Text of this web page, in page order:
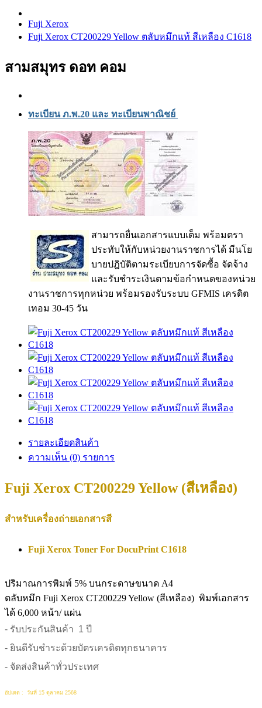
Fuji Xerox
Fuji Xerox CT200229 Yellow ตลับหมึกแท้ สีเหลือง C1618
สามสมุทร ดอท คอม
ทะเบียน ภ.พ.20 และ ทะเบียนพาณิชย์
สามารถยื่นเอกสารแบบเต็ม พร้อมตรา
ประทับให้กับหน่วยงานราชการได้ มีนโย
บายปฎิบัติตามระเบียบการจัดซื้อ จัดจ้าง
และรับชำระเงินตามข้อกำหนดของหน่วย
งานราชการทุกหน่วย พร้อมรองรับระบบ GFMIS เครดิต
เทอม 30-45 วัน
รายละเอียดสินค้า
ความเห็น (0) รายการ
Fuji Xerox CT200229 Yellow (สีเหลือง)
สำหรับเครื่องถ่ายเอกสารสี
Fuji Xerox Toner For DocuPrint C1618
ปริมาณการพิมพ์ 5% บนกระดาษขนาด A4
ตลับหมึก Fuji Xerox CT200229 Yellow (สีเหลือง) พิมพ์เอกสาร
ได้ 6,000 หน้า/ แผ่น
- รับประกันสินค้า 1 ปี
- ยินดีรับชำระด้วยบัตรเครดิตทุกธนาคาร
- จัดส่งสินค้าทั่วประเทศ
อัปเดต : วันที่ 15 ตุลาคม 2568